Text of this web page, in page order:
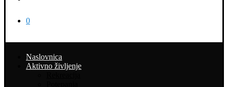
0
Naslovnica
Aktivno življenje